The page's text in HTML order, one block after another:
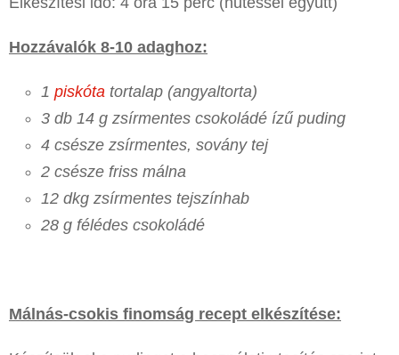
Hozzávalók 8-10 adaghoz:
1 piskóta tortalap (angyaltorta)
3 db 14 g zsírmentes csokoládé ízű puding
4 csésze zsírmentes, sovány tej
2 csésze friss málna
12 dkg zsírmentes tejszínhab
28 g félédes csokoládé
Málnás-csokis finomság recept elkészítése: